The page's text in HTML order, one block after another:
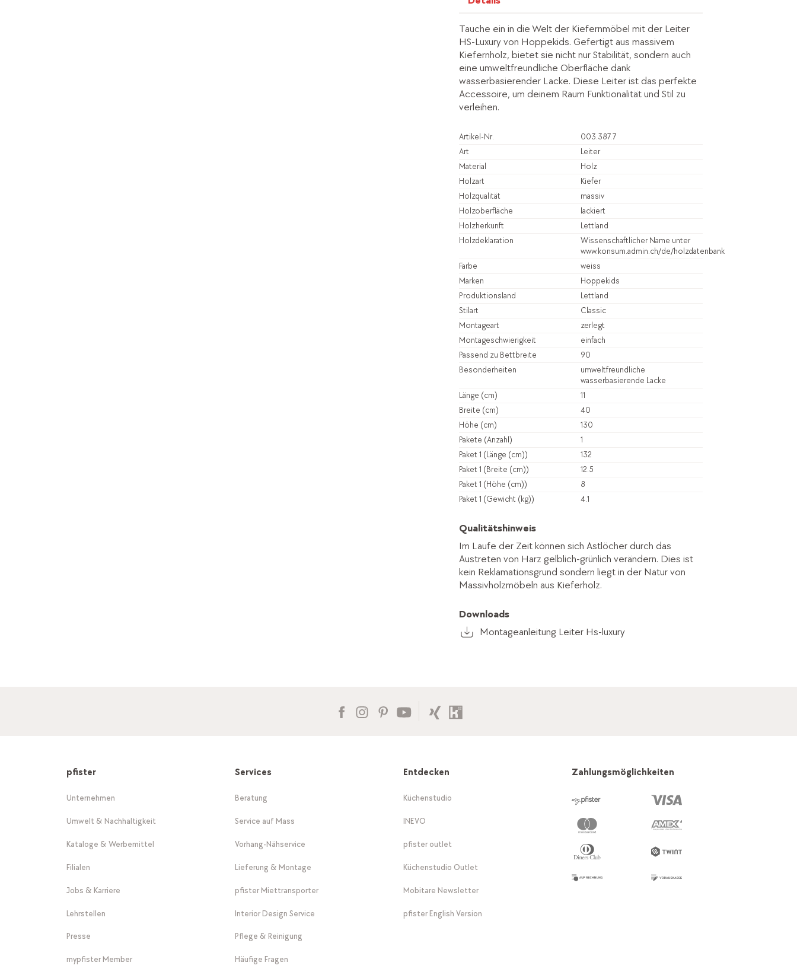
Tauche ein in die Welt der Kiefernmöbel mit der Leiter
HS-Luxury von Hoppekids. Gefertigt aus massivem
Kiefernholz, bietet sie nicht nur Stabilität, sondern auch
eine umweltfreundliche Oberfläche dank
wasserbasierender Lacke. Diese Leiter ist das perfekte
Accessoire, um deinem Raum Funktionalität und Stil zu
verleihen.
Artikel-Nr.
003.387.7
Art
Leiter
Material
Holz
Holzart
Kiefer
Holzqualität
massiv
Holzoberfläche
lackiert
Holzherkunft
Lettland
Holzdeklaration
Wissenschaftlicher Name unter
www.konsum.admin.ch/de/holzdatenbank
Farbe
weiss
Marken
Hoppekids
Produktionsland
Lettland
Stilart
Classic
Montageart
zerlegt
Montageschwierigkeit
einfach
Passend zu Bettbreite
90
Besonderheiten
umweltfreundliche
wasserbasierende Lacke
Länge (cm)
11
Breite (cm)
40
Höhe (cm)
130
Pakete (Anzahl)
1
Paket 1 (Länge (cm))
132
Paket 1 (Breite (cm))
12.5
Paket 1 (Höhe (cm))
8
Paket 1 (Gewicht (kg))
4.1
Qualitätshinweis
Im Laufe der Zeit können sich Astlöcher durch das
Austreten von Harz gelblich-grünlich verändern. Dies ist
kein Reklamationsgrund sondern liegt in der Natur von
Massivholzmöbeln aus Kieferholz.
Downloads
Montageanleitung Leiter Hs-luxury
pfister
Unternehmen
Umwelt & Nachhaltigkeit
Kataloge & Werbemittel
Filialen
Jobs & Karriere
Lehrstellen
Presse
mypfister Member
Services
Beratung
Service auf Mass
Vorhang-Nähservice
Lieferung & Montage
pfister Miettransporter
Interior Design Service
Pflege & Reinigung
Häufige Fragen
Entdecken
Küchenstudio
INEVO
pfister outlet
Küchenstudio Outlet
Mobitare Newsletter
pfister English Version
Zahlungsmöglichkeiten